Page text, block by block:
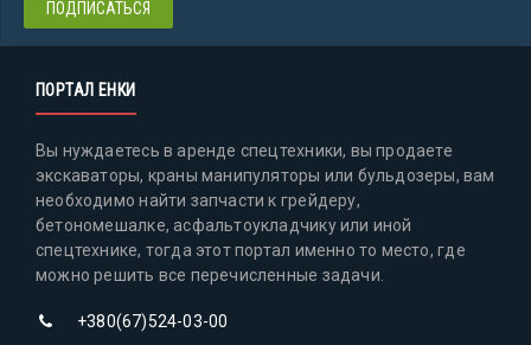
ПОРТАЛ ЕНКИ
Вы нуждаетесь в аренде спецтехники, вы продаете
экскаваторы, краны манипуляторы или бульдозеры, вам
необходимо найти запчасти к грейдеру,
бетономешалке, асфальтоукладчику или иной
спецтехнике, тогда этот портал именно то место, где
можно решить все перечисленные задачи.
+380(67)524-03-00